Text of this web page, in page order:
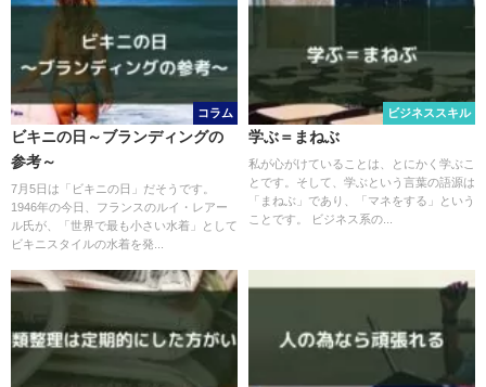
コラム
ビキニの日～ブランディングの
参考～
7月5日は「ビキニの日」だそうです。
1946年の今日、フランスのルイ・レアー
ル氏が、「世界で最も小さい水着」として
ビキニスタイルの水着を発...
ビジネススキル
学ぶ＝まねぶ
私が心がけていることは、とにかく学ぶこ
とです。そして、学ぶという言葉の語源は
「まねぶ」であり、「マネをする」という
ことです。 ビジネス系の...